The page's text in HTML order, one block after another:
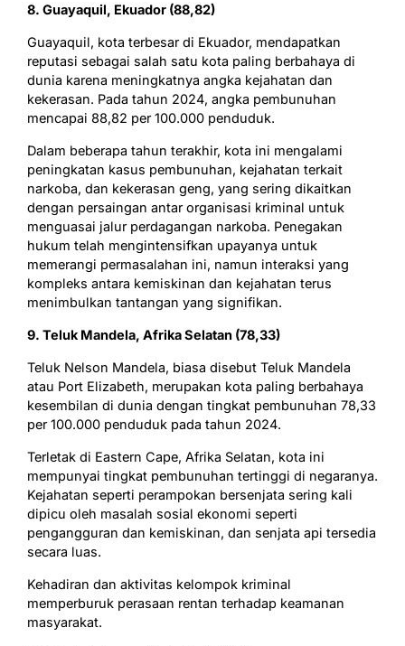
8. Guayaquil, Ekuador (88,82)
Guayaquil, kota terbesar di Ekuador, mendapatkan
reputasi sebagai salah satu kota paling berbahaya di
dunia karena meningkatnya angka kejahatan dan
kekerasan. Pada tahun 2024, angka pembunuhan
mencapai 88,82 per 100.000 penduduk.
Dalam beberapa tahun terakhir, kota ini mengalami
peningkatan kasus pembunuhan, kejahatan terkait
narkoba, dan kekerasan geng, yang sering dikaitkan
dengan persaingan antar organisasi kriminal untuk
menguasai jalur perdagangan narkoba. Penegakan
hukum telah mengintensifkan upayanya untuk
memerangi permasalahan ini, namun interaksi yang
kompleks antara kemiskinan dan kejahatan terus
menimbulkan tantangan yang signifikan.
9. Teluk Mandela, Afrika Selatan (78,33)
Teluk Nelson Mandela, biasa disebut Teluk Mandela
atau Port Elizabeth, merupakan kota paling berbahaya
kesembilan di dunia dengan tingkat pembunuhan 78,33
per 100.000 penduduk pada tahun 2024.
Terletak di Eastern Cape, Afrika Selatan, kota ini
mempunyai tingkat pembunuhan tertinggi di negaranya.
Kejahatan seperti perampokan bersenjata sering kali
dipicu oleh masalah sosial ekonomi seperti
pengangguran dan kemiskinan, dan senjata api tersedia
secara luas.
Kehadiran dan aktivitas kelompok kriminal
memperburuk perasaan rentan terhadap keamanan
masyarakat.